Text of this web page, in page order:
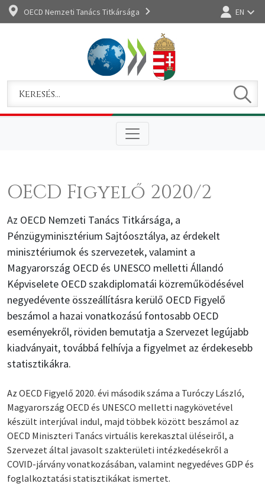
OECD Nemzeti Tanács Titkársága EN
OECD Figyelő 2020/2
Az OECD Nemzeti Tanács Titkársága, a
Pénzügyminisztérium Sajtóosztálya, az érdekelt
minisztériumok és szervezetek, valamint a
Magyarország OECD és UNESCO melletti Állandó
Képviselete OECD szakdiplomatái közreműködésével
negyedévente összeállításra kerülő OECD Figyelő
beszámol a hazai vonatkozású fontosabb OECD
eseményekről, röviden bemutatja a Szervezet legújabb
kiadványait, továbbá felhívja a figyelmet az érdekesebb
statisztikákra.
Az OECD Figyelő 2020. évi második száma a Turóczy László,
Magyarország OECD és UNESCO melletti nagykövetével
készült interjúval indul, majd többek között beszámol az
OECD Miniszteri Tanács virtuális kerekasztal üléseiről, a
Szervezet által javasolt szakterületi intézkedésekről a
COVID-járvány vonatkozásában, valamint negyedéves GDP és
foglalkoztatási statisztikákat ismertet.